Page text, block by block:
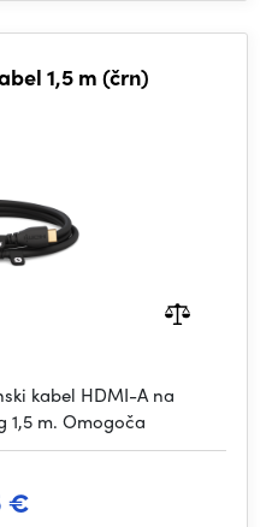
1,5 m (črn)
kabel HDMI-A na
1,5 m. Omogoča
€